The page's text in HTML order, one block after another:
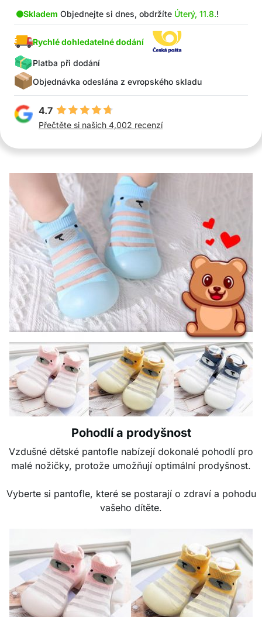
Skladem Objednejte si dnes, obdržíte Úterý, 11.8.!
Rychlé dohledatelné dodání
Platba při dodání
Objednávka odeslána z evropského skladu
4.7
Přečtěte si našich 4,002 recenzí
Pohodlí a prodyšnost
Vzdušné dětské pantofle nabízejí dokonalé pohodlí pro
malé nožičky, protože umožňují optimální prodyšnost.
Vyberte si pantofle, které se postarají o zdraví a pohodu
vašeho dítěte.